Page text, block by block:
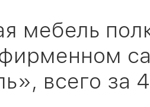
мебель
всего за